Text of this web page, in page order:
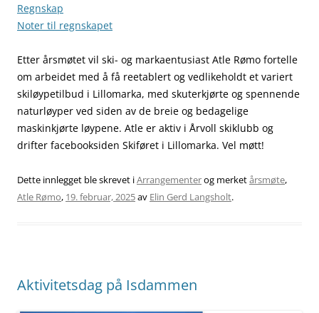
Regnskap
Noter til regnskapet
Etter årsmøtet vil ski- og markaentusiast Atle Rømo fortelle
om arbeidet med å få reetablert og vedlikeholdt et variert
skiløypetilbud i Lillomarka, med skuterkjørte og spennende
naturløyper ved siden av de breie og bedagelige
maskinkjørte løypene. Atle er aktiv i Årvoll skiklubb og
drifter facebooksiden Skiføret i Lillomarka. Vel møtt!
Dette innlegget ble skrevet iArrangementerog merketårsmøte,
Atle Rømo, 19. februar, 2025av Elin Gerd Langsholt.
Aktivitetsdag på Isdammen